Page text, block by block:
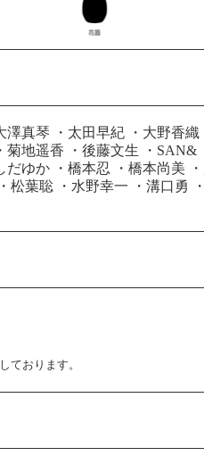
澤真琴 ・ 太田早紀 ・ 大野香織
菊地遥香 ・ 後藤文生 ・ SAN&
だゆか
・ 橋本忍 ・ 橋本尚美 ・
松葉聡 ・ 水野幸一 ・ 溝口勇 ・
ております。